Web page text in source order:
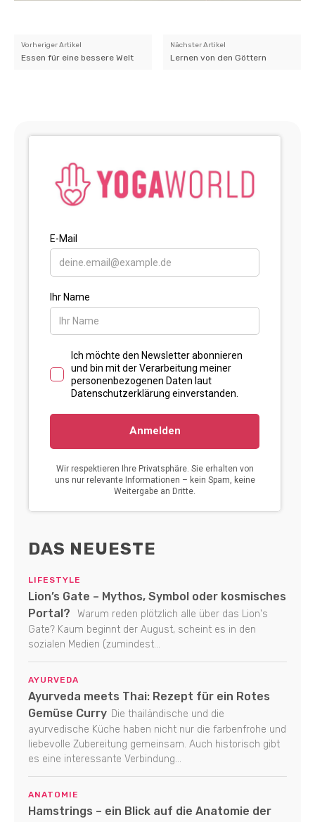
Vorheriger Artikel
Essen für eine bessere Welt
Nächster Artikel
Lernen von den Göttern
DAS NEUESTE
LIFESTYLE
Lion’s Gate – Mythos, Symbol oder kosmisches
Portal?
Warum reden plötzlich alle über das Lion's
Gate? Kaum beginnt der August, scheint es in den
sozialen Medien (zumindest...
AYURVEDA
Ayurveda meets Thai: Rezept für ein Rotes
Gemüse Curry Die thailändische und die
ayurvedische Küche haben nicht nur die farbenfrohe und
liebevolle Zubereitung gemeinsam. Auch historisch gibt
es eine interessante Verbindung...
ANATOMIE
Hamstrings – ein Blick auf die Anatomie der